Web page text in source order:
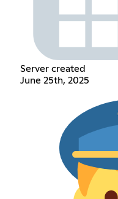
Server created
June 25th, 2025